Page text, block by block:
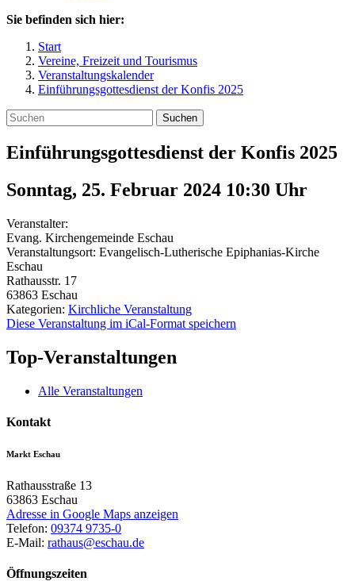
Sie befinden sich hier:
Start
Vereine, Freizeit und Tourismus
Veranstaltungskalender
Einführungsgottesdienst der Konfis 2025
Suchen
Einführungsgottesdienst der Konfis 2025
Sonntag, 25. Februar 2024 10:30 Uhr
Veranstalter:
Evang. Kirchengemeinde Eschau
Veranstaltungsort: Evangelisch-Lutherische Epiphanias-Kirche
Eschau
Rathausstr. 17
63863 Eschau
Kategorien: Kirchliche Veranstaltung
Diese Veranstaltung im iCal-Format speichern
Top-Veranstaltungen
Alle Veranstaltungen
Kontakt
Markt Eschau
Rathausstraße 13
63863 Eschau
Adresse in Google Maps anzeigen
Telefon: 09374 9735-0
E-Mail: rathaus@eschau.de
Öffnungszeiten